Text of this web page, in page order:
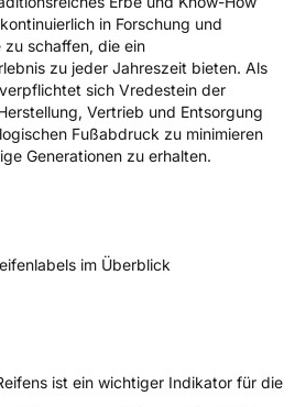
(GPSR)
NL B.V., Ir. E.L.C. Schiffstraat
RD Enschede Niederlande,
in Forschung und
schaffen, die ein
zu jeder Jahreszeit bieten. Als
sich Vredestein der
Vertrieb und Entsorgung
Fußabdruck zu minimieren
Generationen zu erhalten.
im Überblick
ist ein wichtiger Indikator für die